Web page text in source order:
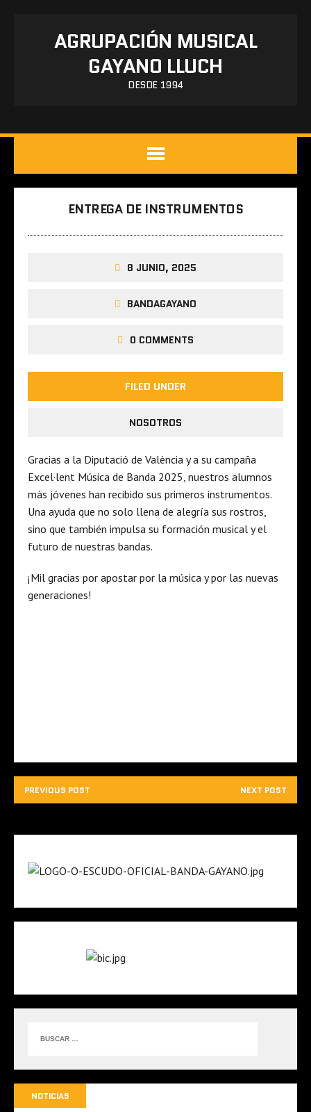
AGRUPACIÓN MUSICAL
GAYANO LLUCH
DESDE 1994
ENTREGA DE INSTRUMENTOS
8 JUNIO, 2025
BANDAGAYANO
0 COMMENTS
FILED UNDER
NOSOTROS
Gracias a la Diputació de València y a su campaña
Excel·lent Música de Banda 2025, nuestros alumnos
más jóvenes han recibido sus primeros instrumentos.
Una ayuda que no solo llena de alegría sus rostros,
sino que también impulsa su formación musical y el
futuro de nuestras bandas.
¡Mil gracias por apostar por la música y por las nuevas
generaciones!
PREVIOUS POST NEXT POST
NOTICIAS